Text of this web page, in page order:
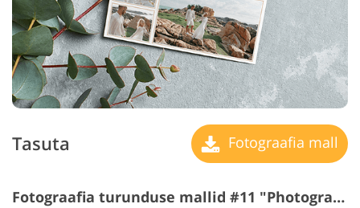
Tasuta Fotograafia mall
Fotograafia turunduse mallid #11 "Photography Flyer"